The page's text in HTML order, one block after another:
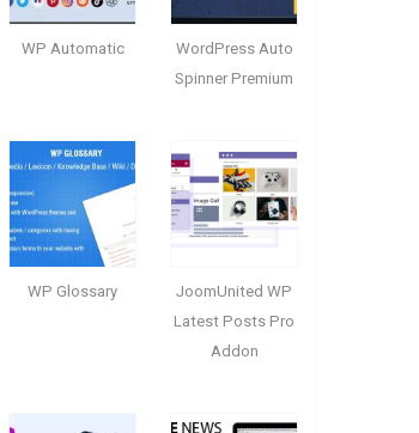
WP Automatic
WordPress Auto
Spinner Premium
WP Glossary
JoomUnited WP
Latest Posts Pro
Addon